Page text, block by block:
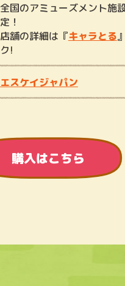
全国のアミューズメント施
定！
店舗の詳細は『キャラとる
ク!
エスケイジャパン
購入はこちら